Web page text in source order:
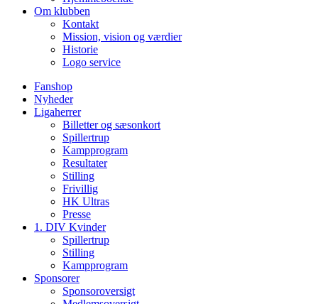
Om klubben
Kontakt
Mission, vision og værdier
Historie
Logo service
Fanshop
Nyheder
Ligaherrer
Billetter og sæsonkort
Spillertrup
Kampprogram
Resultater
Stilling
Frivillig
HK Ultras
Presse
1. DIV Kvinder
Spillertrup
Stilling
Kampprogram
Sponsorer
Sponsoroversigt